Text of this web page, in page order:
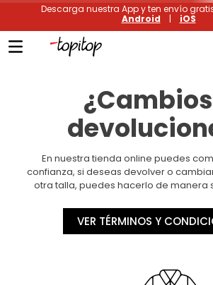
Descarga nuestra App y ten envío
Android | iOS
En nuestra tienda online puedes
confianza, si deseas devolver o
otra talla, puedes hacerlo de manera
VER TÉRMINOS Y